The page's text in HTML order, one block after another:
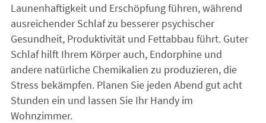
Launenhaftigkeit und Erschöpfung führen, während
ausreichender Schlaf zu besserer psychischer
Gesundheit, Produktivität und Fettabbau führt. Guter
Schlaf hilft Ihrem Körper auch, Endorphine und
andere natürliche Chemikalien zu produzieren, die
Stress bekämpfen. Planen Sie jeden Abend gut acht
Stunden ein und lassen Sie Ihr Handy im
Wohnzimmer.